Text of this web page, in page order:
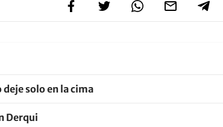
solo en la cima
Derqui